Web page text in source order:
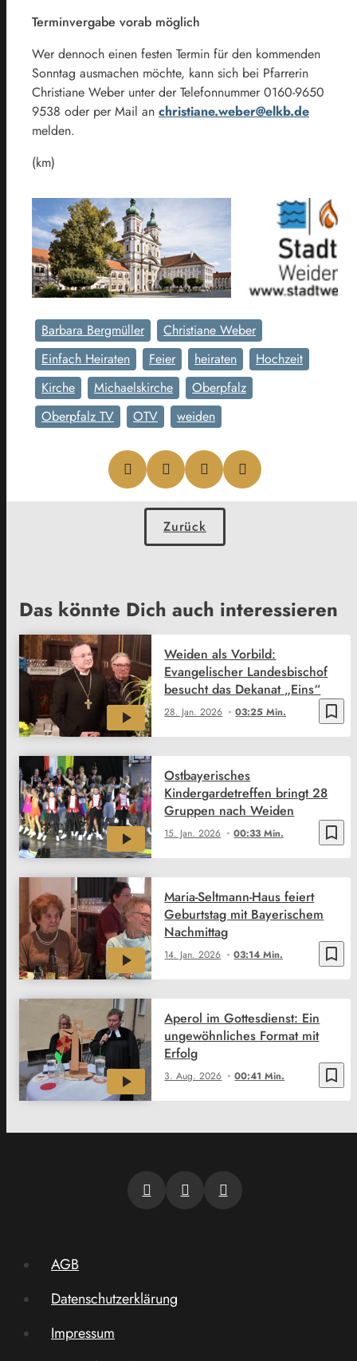
Terminvergabe vorab möglich
Wer dennoch einen festen Termin für den kommenden
Sonntag ausmachen möchte, kann sich bei Pfarrerin
Christiane Weber unter der Telefonnummer 0160-9650
9538 oder per Mail an christiane.weber@elkb.de
melden.
(km)
Barbara Bergmüller
Christiane Weber
Einfach Heiraten
Feier heiraten
Hochzeit
Kirche
Michaelskirche
Oberpfalz
Oberpfalz TV
OTV weiden
Zurück
Das könnte Dich auch interessieren
bookmark_border
28. Jan. 2026 03:25 Min.
Weiden als Vorbild:
Evangelischer Landesbischof
besucht das Dekanat „Eins“
bookmark_border
15. Jan. 2026 00:33 Min.
Ostbayerisches
Kindergardetreffen bringt 28
Gruppen nach Weiden
bookmark_border
14. Jan. 2026 03:14 Min.
Maria-Seltmann-Haus feiert
Geburtstag mit Bayerischem
Nachmittag
bookmark_border
3. Aug. 2026 00:41 Min.
Aperol im Gottesdienst: Ein
ungewöhnliches Format mit
Erfolg
AGB
Datenschutzerklärung
Impressum